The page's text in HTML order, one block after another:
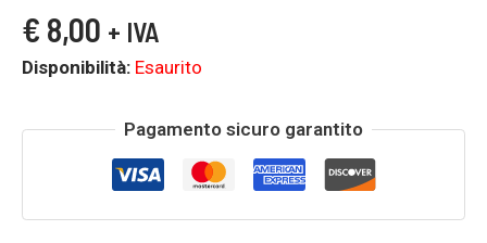
€ 8,00 + IVA
Disponibilità: Esaurito
Pagamento sicuro garantito